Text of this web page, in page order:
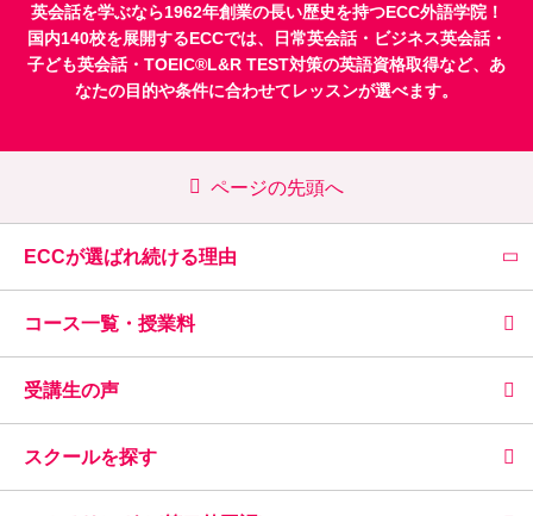
英会話を学ぶなら1962年創業の長い歴史を持つECC外語学院！
国内140校を展開するECCでは、
日常英会話・ ビジネス英会話・
子ども英会話・ TOEIC®L&R TEST対策の英語資格取得など、あ
なたの目的や条件に合わせてレッスンが選べます。
ページの先頭へ
ECCが選ばれ続ける理由
コース一覧・授業料
受講生の声
スクールを探す